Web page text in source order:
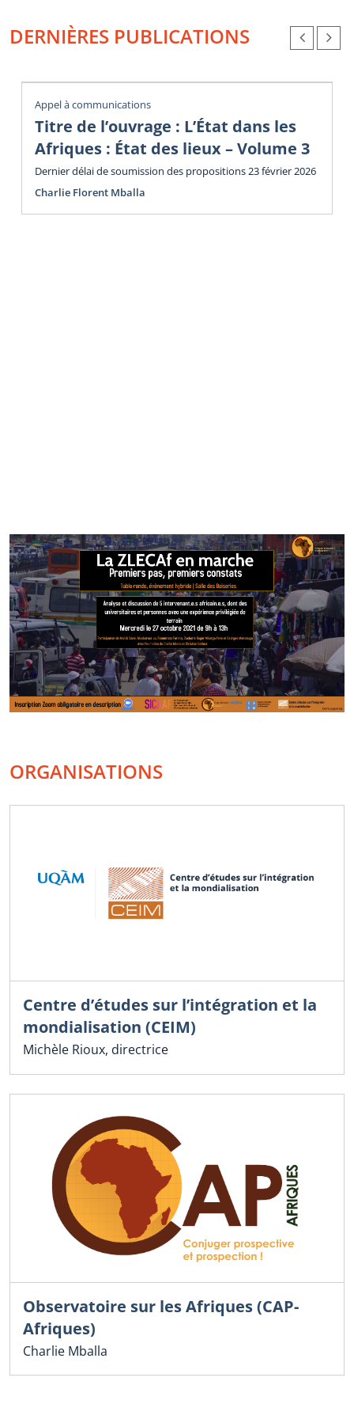
DERNIÈRES PUBLICATIONS
Appel à communications
Titre de l’ouvrage : L’État dans les
Afriques : État des lieux – Volume 3
Dernier délai de soumission des propositions 23 février 2026
Charlie Florent Mballa
ORGANISATIONS
Centre d’études sur l’intégration et la
mondialisation (CEIM)
Michèle Rioux, directrice
Observatoire sur les Afriques (CAP-
Afriques)
Charlie Mballa